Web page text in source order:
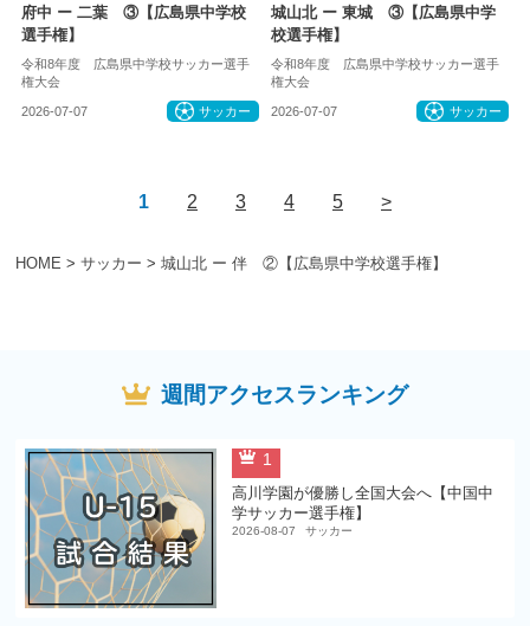
HOME > サッカー > 城山北 ー 伴 ②【広島県中学校選手権】
府中 ー 二葉 ③【広島県中学校
選手権】
令和8年度 広島県中学校サッカー選手
権大会
2026-07-07 サッカー
城山北 ー 東城 ③【広島県中学
校選手権】
令和8年度 広島県中学校サッカー選手
権大会
2026-07-07 サッカー
1 2 3 4 5 >
週間アクセスランキング
1
高川学園が優勝し全国大会へ【中国中
学サッカー選手権】
2026-08-07 サッカー